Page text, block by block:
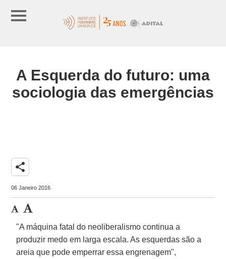
A Esquerda do futuro: uma
sociologia das emergências
share
06 Janeiro 2016
"A máquina fatal do neoliberalismo continua a
produzir medo em larga escala. As esquerdas são a
areia que pode emperrar essa engrenagem",